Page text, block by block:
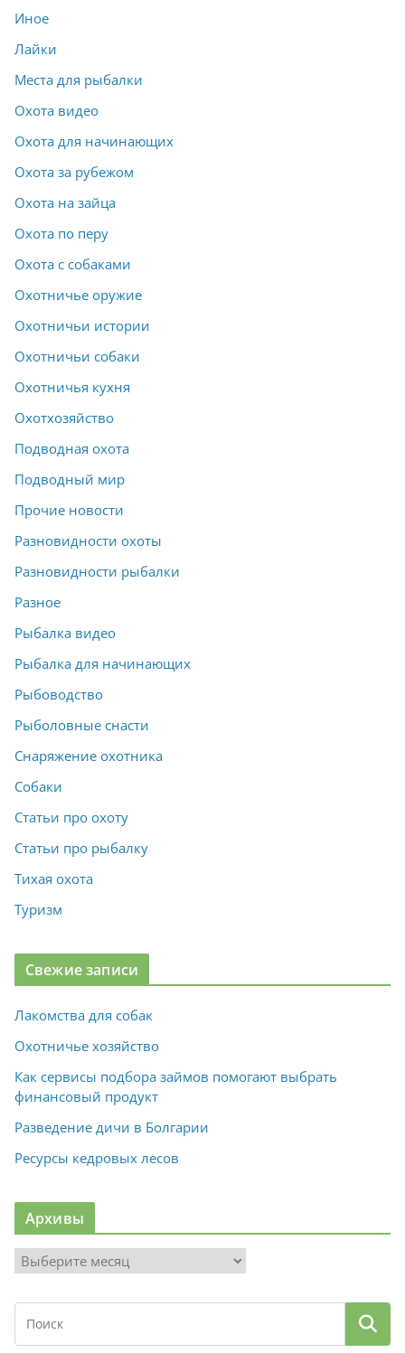
Иное
Лайки
Места для рыбалки
Охота видео
Охота для начинающих
Охота за рубежом
Охота на зайца
Охота по перу
Охота с собаками
Охотничье оружие
Охотничьи истории
Охотничьи собаки
Охотничья кухня
Охотхозяйство
Подводная охота
Подводный мир
Прочие новости
Разновидности охоты
Разновидности рыбалки
Разное
Рыбалка видео
Рыбалка для начинающих
Рыбоводство
Рыболовные снасти
Снаряжение охотника
Собаки
Статьи про охоту
Статьи про рыбалку
Тихая охота
Туризм
Свежие записи
Лакомства для собак
Охотничье хозяйство
Как сервисы подбора займов помогают выбрать
финансовый продукт
Разведение дичи в Болгарии
Ресурсы кедровых лесов
Архивы
р
х
в